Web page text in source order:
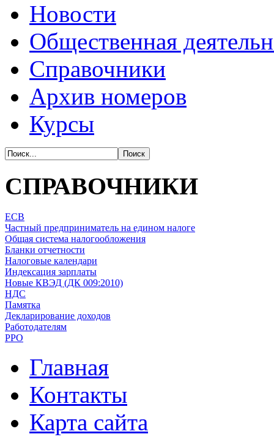
Новости
Общественная
Справочники
Архив номеров
Курсы
СПРАВОЧНИКИ
ЕСВ
Частный предприниматель на едином налоге
Общая система налогообложения
Бланки отчетности
Налоговые календари
Индексация зарплаты
Новые КВЭД (ДК 009:2010)
НДС
Памятка
Декларирование доходов
Работодателям
РРО
Главная
Контакты
Карта сайта